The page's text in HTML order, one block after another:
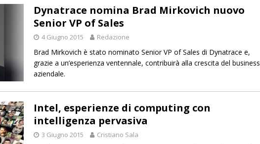
Dynatrace nomina Brad Mirkovich nuovo
Senior VP of Sales
4 Giugno 2015 Redazione
Brad Mirkovich è stato nominato Senior VP of Sales di Dynatrace e,
grazie a un’esperienza ventennale, contribuirà alla crescita del business
aziendale.
Intel, esperienze di computing con
intelligenza pervasiva
3 Giugno 2015 Cristiano Sala